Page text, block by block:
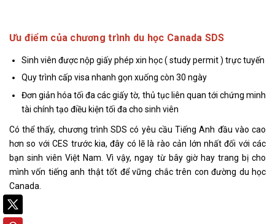
Ưu điểm của chương trình du học Canada SDS
Sinh viên được nộp giấy phép xin học ( study permit ) trực tuyến
Quy trình cấp visa nhanh gọn xuống còn 30 ngày
Đơn giản hóa tối đa các giấy tờ, thủ tục liên quan tới chứng minh
tài chính tạo điều kiện tối đa cho sinh viên
Có thể thấy, chương trình SDS có yêu cầu Tiếng Anh đầu vào cao
hơn so với CES trước kia, đây có lẽ là rào cản lớn nhất đối với các
bạn sinh viên Việt Nam. Vì vậy, ngay từ bây giờ hay trang bị cho
mình vốn tiếng anh thật tốt để vững chắc trên con đường du học
Canada.